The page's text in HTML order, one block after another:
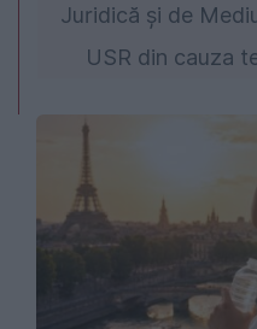
Juridică și de
USR din cauza